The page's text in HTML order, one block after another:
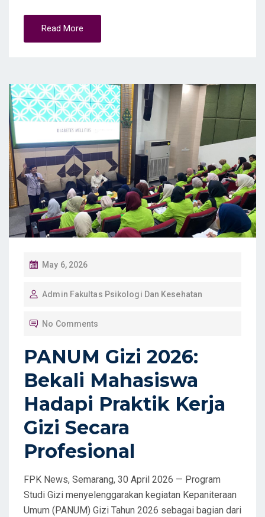
Read More
P
S
O
N
May 6, 2026
Admin Fakultas Psikologi Dan Kesehatan
No Comments
PANUM Gizi 2026:
Bekali Mahasiswa
Hadapi Praktik Kerja
Gizi Secara
Profesional
FPK News, Semarang, 30 April 2026 — Program
Studi Gizi menyelenggarakan kegiatan Kepaniteraan
Umum (PANUM) Gizi Tahun 2026 sebagai bagian dari